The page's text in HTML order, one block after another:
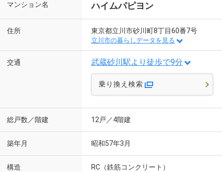
マンション名 ハイムパピヨン
住所 東京都立川市砂川町8丁目60番7号
立川市の暮らしデータを見る
交通 武蔵砂川駅より徒歩で9分
乗り換え検索
総戸数／階建 12戸／4階建
築年月 昭和57年3月
構造 RC（鉄筋コンクリート）